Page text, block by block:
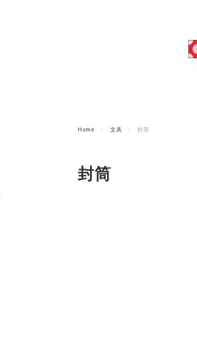
Home 文具 封筒
封筒